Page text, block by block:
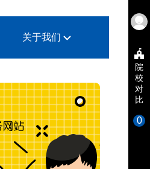
关于我们
院
校
对
比
0